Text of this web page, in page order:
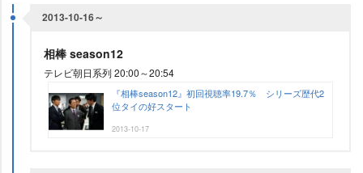
2013-10-16～
相棒 season12
テレビ朝日系列 20:00～20:54
『相棒season12』初回視聴率19.7％ シリーズ歴代2
位タイの好スタート
2013-10-17